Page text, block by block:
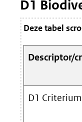
D1
Deze tabel
Descriptor/
D1 Criterium